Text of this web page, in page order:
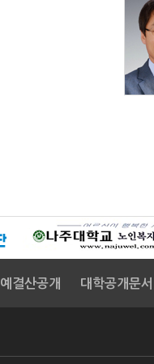
예결산공개 대학공개문서